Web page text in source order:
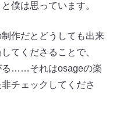
僕は思っています。
作だとどうしても出来
てくださることで、
る……それはosageの楽
チェックしてくださ